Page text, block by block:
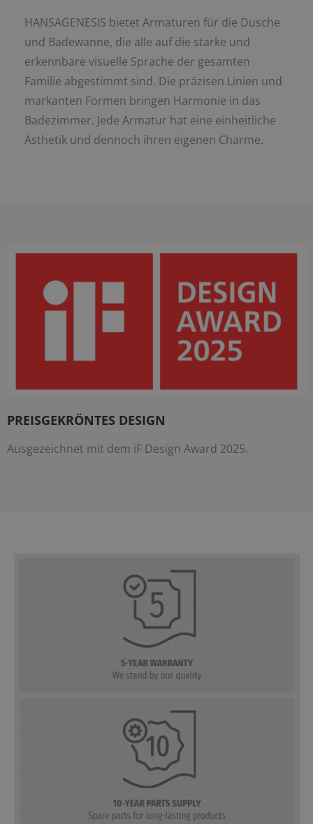
HANSAGENESIS bietet Armaturen für die Dusche
und Badewanne, die alle auf die starke und
erkennbare visuelle Sprache der gesamten
Familie abgestimmt sind. Die präzisen Linien und
markanten Formen bringen Harmonie in das
Badezimmer. Jede Armatur hat eine einheitliche
Ästhetik und dennoch ihren eigenen Charme.
PREISGEKRÖNTES DESIGN
Ausgezeichnet mit dem iF Design Award 2025.